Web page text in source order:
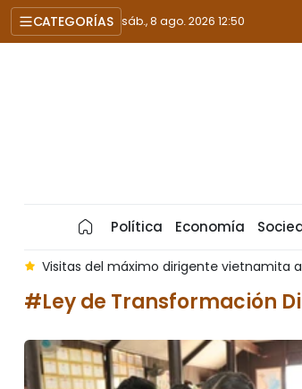
CATEGORÍAS sáb., 8 ago. 2026 12:50
Política Economía
Visitas del máximo dirigente vietnamita
#Ley de Transformación